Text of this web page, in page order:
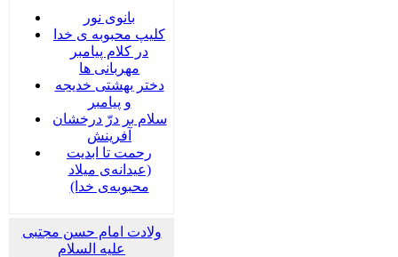
بانوی نور
کلیپ محبوبه ی خدا
در کلام پیامبر
مهربانی ها
دختر بهشتی خدیجه
و پیامبر
سلام بر درّ درخشان
آفرینش
رحمت تا ابدیت
(عیدانه‌ی میلاد
محبوبه‌ی خدا)
ولادت امام حسن مجتبی
علیه السلام